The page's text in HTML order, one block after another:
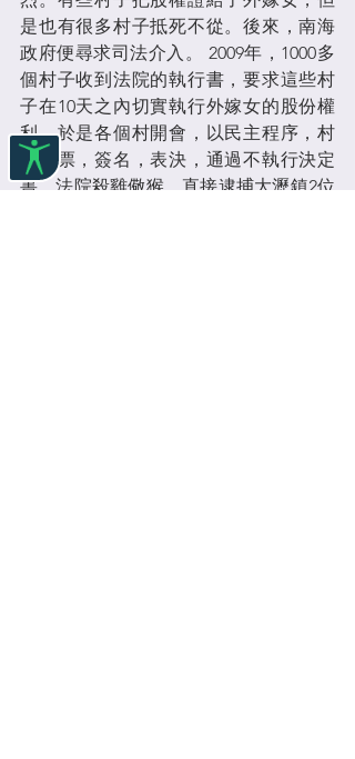
是也有很多村子抵死不從。後來，南海
政府便尋求司法介入。 2009年，1000多
個村子收到法院的執行書，要求這些村
子在10天之內切實執行外嫁女的股份權
利。於是各個村開會，以民主程序，村
民投票，簽名，表決，通過不執行決定
書。法院殺雞儆猴，直接逮捕大瀝鎮2位